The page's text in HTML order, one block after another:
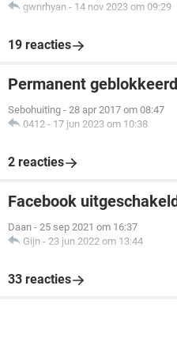
gwnrhyan - 14 nov 2023 om 09:29
19 reacties
Permanent
Sebohuiting - 28 apr 2017 om 08:47
0412 - 17 jun 2023 om 10:38
2 reacties
Facebook
Daan - 25 sep 2021 om 16:37
Gijn - 23 jun 2022 om 13:44
33 reacties